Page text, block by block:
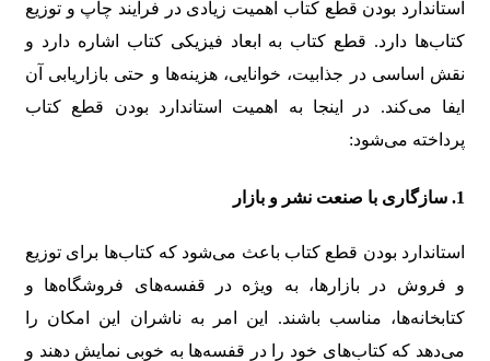
استاندارد بودن قطع کتاب اهمیت زیادی در فرآیند چاپ و توزیع
کتاب‌ها دارد. قطع کتاب به ابعاد فیزیکی کتاب اشاره دارد و
نقش اساسی در جذابیت، خوانایی، هزینه‌ها و حتی بازاریابی آن
ایفا می‌کند. در اینجا به اهمیت استاندارد بودن قطع کتاب
پرداخته می‌شود:
1. سازگاری با صنعت نشر و بازار
استاندارد بودن قطع کتاب باعث می‌شود که کتاب‌ها برای توزیع
و فروش در بازارها، به ویژه در قفسه‌های فروشگاه‌ها و
کتابخانه‌ها، مناسب باشند. این امر به ناشران این امکان را
می‌دهد که کتاب‌های خود را در قفسه‌ها به خوبی نمایش دهند و